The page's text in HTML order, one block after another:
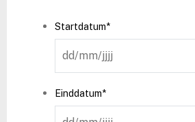
Startdatum*
Einddatum*